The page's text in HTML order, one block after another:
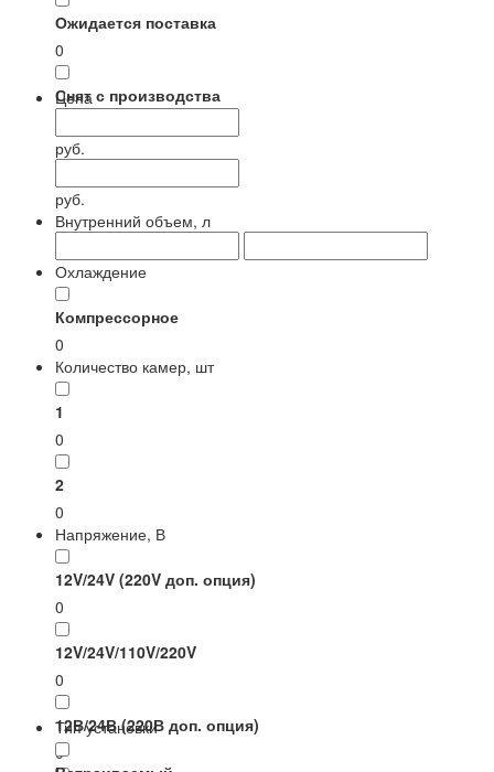
Ожидается поставка
0
Снят с производства
Цена
руб.
руб.
Внутренний объем, л
Охлаждение
Компрессорное
0
Количество камер, шт
1
0
2
0
Напряжение, В
12V/24V (220V доп. опция)
0
12V/24V/110V/220V
0
12В/24В (220В доп. опция)
0
Тип установки